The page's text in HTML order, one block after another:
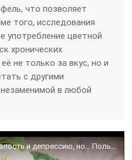
что позволяет
того, исследования
употребление цветной
хронических
не только за вкус, но и
с другими
в любой
Цветная капуста побеждает усталость и депрессию, но… Польза и вред цветной капусты.